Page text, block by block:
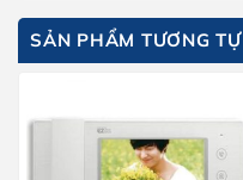
SẢN PHẨM TƯƠNG TỰ